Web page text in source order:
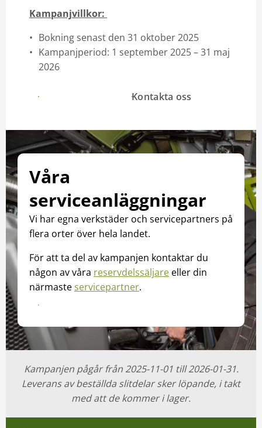
Kampanjvillkor:
Bokning senast den 31 oktober 2025
Kampanjperiod: 1 september 2025 – 31 maj
2026
Vi ringer upp dig Kontakta oss
Våra
serviceanläggningar
Vi har egna verkstäder och servicepartners på
flera orter över hela landet.
För att ta del av kampanjen kontaktar du
någon av våra reservdelssäljare eller din
närmasteservicepartner.
Kontakta din reservdelssäljare
Kampanjen pågår från 2025-11-01 till 2026-01-31.
Leverans av beställda slitdelar sker löpande, i takt
med att de kommer i lager.